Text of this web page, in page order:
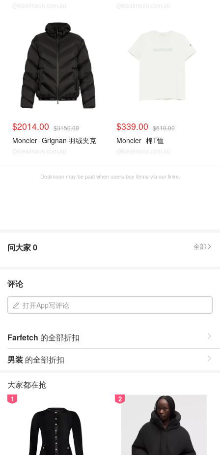
@dealmoon.com.au @dealmoon.com.au
$2014.00 $3150.00
Moncler Grignan 羽绒夹克
@dealmoon.com.au
$339.00 $610.00
Moncler 棉T恤
@dealmoon.com.au
Dealmoon may be paid when users buy items via our links.
问大家0 全部
评论
打开App写评论
Farfetch 的全部折扣
男装 的全部折扣
大家都在抢
1 2